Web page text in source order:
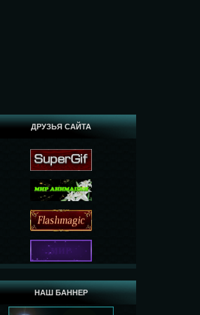
ДРУЗЬЯ САЙТА
НАШ БАННЕР